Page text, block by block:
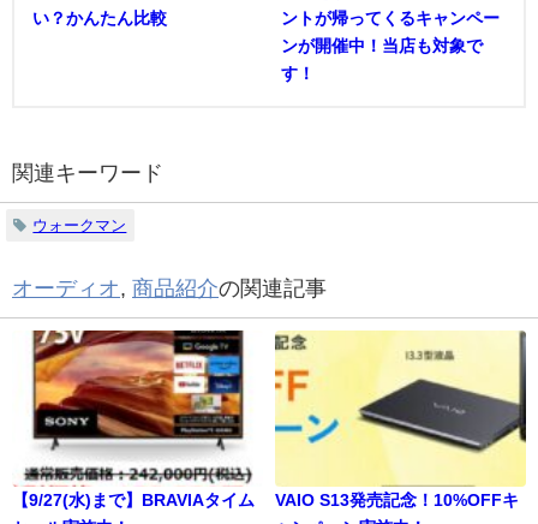
い？かんたん比較
ントが帰ってくるキャンペー
ンが開催中！当店も対象で
す！
関連キーワード
ウォークマン
オーディオ, 商品紹介の関連記事
【9/27(水)まで】BRAVIAタイム
VAIO S13発売記念！10%OFFキ